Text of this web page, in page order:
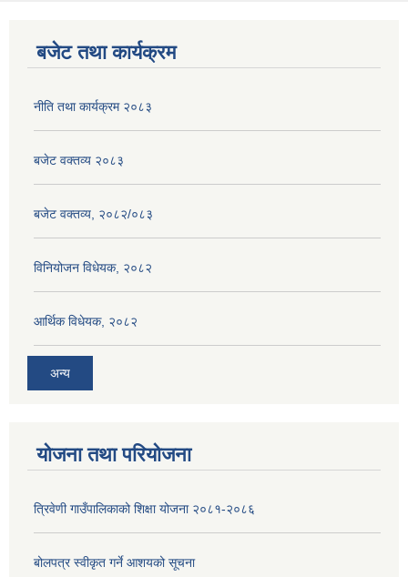
बजेट तथा कार्यक्रम
नीति तथा कार्यक्रम २०८३
बजेट वक्तव्य २०८३
बजेट वक्तव्य, २०८२/०८३
विनियोजन विधेयक, २०८२
आर्थिक विधेयक, २०८२
अन्य
योजना तथा परियोजना
त्रिवेणी गाउँपालिकाको शिक्षा योजना २०८१-२०८६
बोलपत्र स्वीकृत गर्ने आशयको सूचना